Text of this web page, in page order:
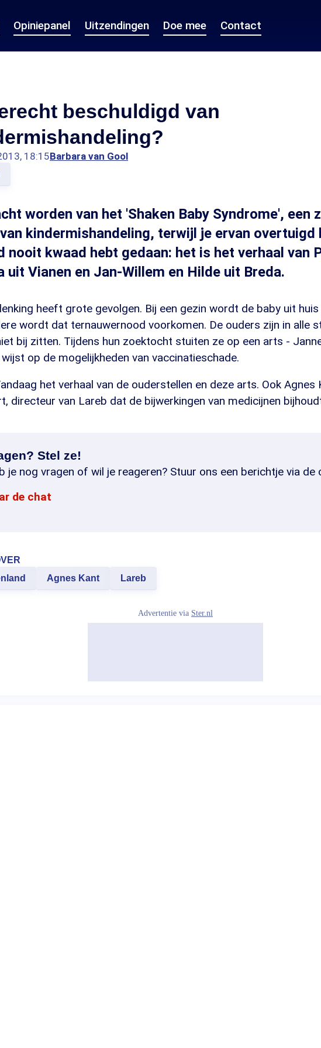
Opiniepanel Uitzendingen Doe mee Contact
beschuldigd van
18:15Barbara van Gool
worden van het 'Shaken Baby Syndrome', een
kindermishandeling, terwijl je ervan overtuigd
nooit kwaad hebt gedaan: het is het verhaal van
uit Vianen en Jan-Willem en Hilde uit Breda.
heeft grote gevolgen. Bij een gezin wordt de baby uit
wordt dat ternauwernood voorkomen. De ouders zijn in alle
bij zitten. Tijdens hun zoektocht stuiten ze op een arts -
wijst op de mogelijkheden van vaccinatieschade.
het verhaal van de ouderstellen en deze arts. Ook Agnes
directeur van Lareb dat de bijwerkingen van medicijnen
Stel ze!
je nog vragen of wil je reageren? Stuur ons een berichtje via de
de chat
Agnes Kant Lareb
Advertentie via Ster.nl